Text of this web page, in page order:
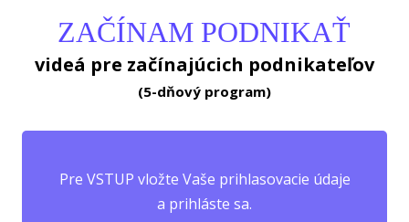
ZAČÍNAM PODNIKAŤ
videá pre začínajúcich podnikateľov
(5-dňový program)
Pre VSTUP vložte Vaše prihlasovacie údaje
a prihláste sa.